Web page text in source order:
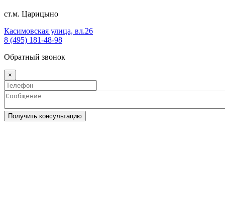
ст.м. Царицыно
Касимовская улица, вл.26
8 (495) 181-48-98
Обратный звонок
×
Получить консультацию